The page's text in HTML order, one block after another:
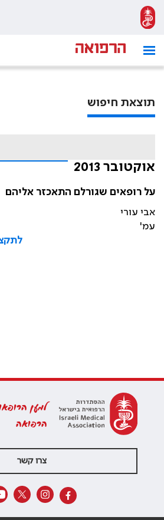
תוצאת חיפוש
אוקטובר 2013
על רופאים שגורלם התאכזר אליהם
אבי עורי
עמ'
למען
הרפואה
צרו קשר